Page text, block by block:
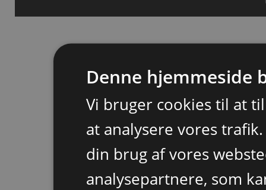
Denne hjemmeside
Vi bruger cookies til at
at analysere vores
din brug af vores
analysepartnere, som